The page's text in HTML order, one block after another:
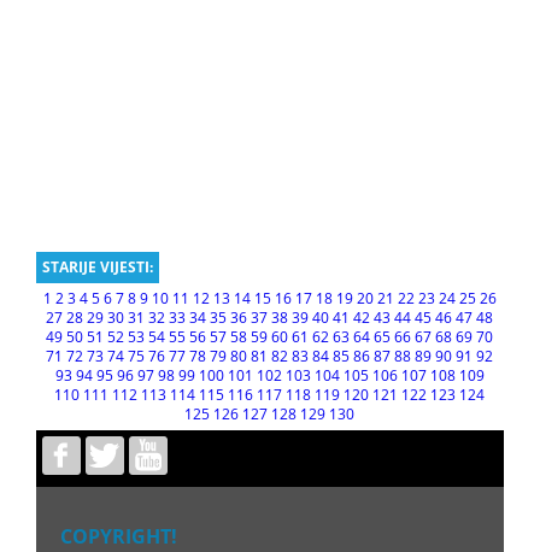
STARIJE VIJESTI:
1 23456789 10 11 12 13 14 15 16 17 18 192021 2223242526
27 28 29 30 31 32 33 34 35 36 37 38 39 40 41 42 43 44 45 46 47 48
49 50 51 52 53 54 55 56 57 58 59 60 61 62 63 64 65 66 67 68 69 70
71 72 73 74 75 76 77 78 79 80 81 82 83 84 85 86 87 88 89 90 91 92
93949596979899 100 101 102 103 104 105 106 107 108 109
110 111 112 113 114 115 116 117 118 119 120 121 122 123 124
125 126 127 128 129 130
COPYRIGHT!